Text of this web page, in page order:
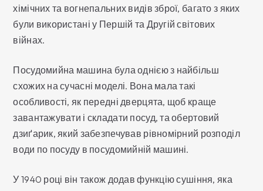
хімічних та вогнепальних видів зброї, багато з яких
були використані у Першій та Другій світових
війнах.
Посудомийна машина була однією з найбільш
схожих на сучасні моделі. Вона мала такі
особливості, як передні дверцята, щоб краще
завантажувати і складати посуд, та обертовий
дзиґарик, який забезпечував рівномірний розподіл
води по посуду в посудомийній машині.
У 1940 році він також додав функцію сушіння, яка